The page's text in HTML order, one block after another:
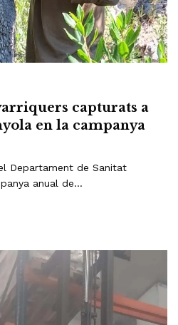
capturats a
en la campanya
Departament de Sanitat
anual de…